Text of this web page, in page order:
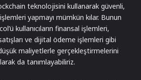
teknolojisini kullanarak güvenli,
yapmayı mümkün kılar. Bunun
kullanıcıların finansal işlemleri,
ve dijital ödeme işlemleri gibi
maliyetlerle gerçekleştirmelerini
da tanımlayabiliriz.